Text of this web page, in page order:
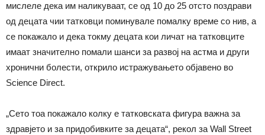
мислеле дека им наликуваат, се од 10 до 25 отсто поздрави
од децата чии татковци поминувале помалку време со нив, а
се покажало и дека токму децата кои личат на татковците
имаат значително помали шанси за развој на астма и други
хронични болести, открило истражувањето објавено во
Science Direct.
„Сето тоа покажало колку е татковската фигура важна за
здравјето и за придобивките за децата“, рекол за Wall Street